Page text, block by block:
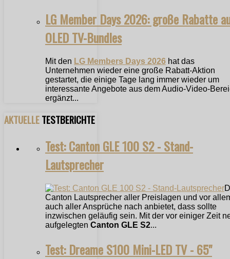
LG Member Days 2026: große Rabatte
OLED TV-Bundles
Mit den LG Members Days 2026 hat das
Unternehmen wieder eine große Rabatt-Aktion
gestartet, die einige Tage lang immer wieder um
interessante Angebote aus dem Audio-Video-
ergänzt...
AKTUELLETESTBERICHTE
Test: Canton GLE 100 S2 - Stand-
Lautsprecher
Canton Lautsprecher aller Preislagen und vor
auch aller Ansprüche nach anbietet, dass sollte
inzwischen geläufig sein. Mit der vor einiger Zeit
aufgelegten Canton GLE S2...
Test: Dreame S100 Mini-LED TV - 65"